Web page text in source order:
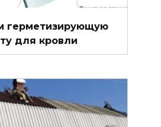
герметизирующую
для кровли